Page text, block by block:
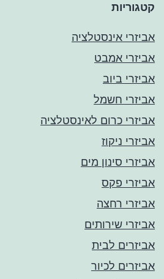
קטגוריות
אביזרי אינסטלציה
אביזרי אמבט
אביזרי ביוב
אביזרי חשמל
אביזרי כרום לאינסטלציה
אביזרי ניקוז
אביזרי סינון מים
אביזרי פקס
אביזרי רחצה
אביזרי שירותים
אביזרים לבית
אביזרים לכיור